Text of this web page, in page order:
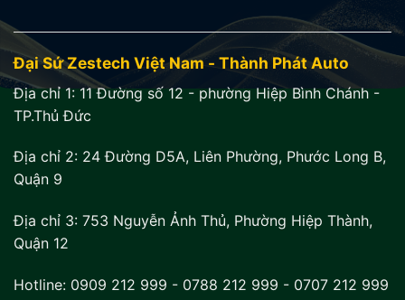
Đại Sứ Zestech Việt Nam - Thành Phát Auto
Địa chỉ 1: 11 Đường số 12 - phường Hiệp Bình Chánh -
TP.Thủ Đức
Địa chỉ 2: 24 Đường D5A, Liên Phường, Phước Long B,
Quận 9
Địa chỉ 3: 753 Nguyễn Ảnh Thủ, Phường Hiệp Thành,
Quận 12
Hotline: 0909 212 999 - 0788 212 999 - 0707 212 999